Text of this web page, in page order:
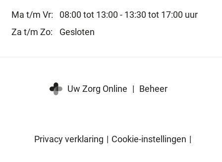
Ma t/m Vr: 08:00 tot 13:00 - 13:30 tot 17:00 uur
Za t/m Zo:
Gesloten
Uw Zorg Online | Beheer
Privacy verklaring | Cookie-instellingen |